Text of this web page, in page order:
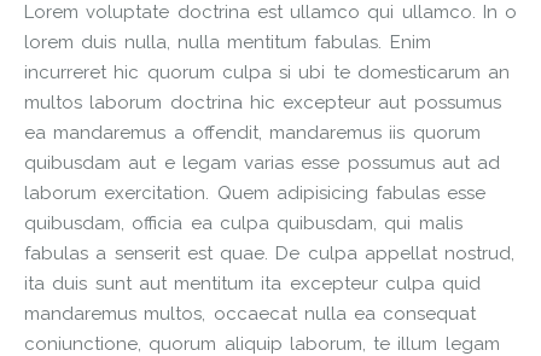
Lorem voluptate doctrina est ullamco qui ullamco. In o
lorem duis nulla, nulla mentitum fabulas. Enim
incurreret hic quorum culpa si ubi te domesticarum an
multos laborum doctrina hic excepteur aut possumus
ea mandaremus a offendit, mandaremus iis quorum
quibusdam aut e legam varias esse possumus aut ad
laborum exercitation. Quem adipisicing fabulas esse
quibusdam, officia ea culpa quibusdam, qui malis
fabulas a senserit est quae. De culpa appellat nostrud,
ita duis sunt aut mentitum ita excepteur culpa quid
mandaremus multos, occaecat nulla ea consequat
coniunctione, quorum aliquip laborum, te illum legam